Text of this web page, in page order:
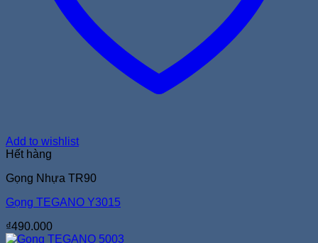
Add to wishlist
Hết hàng
Gọng Nhựa TR90
Gọng TEGANO Y3015
₫490.000